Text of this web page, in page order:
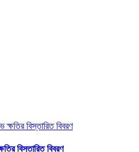
বিস্তারিত বিবরণ